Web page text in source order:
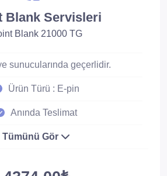
Blank Servisleri
Blank 21000 TG
sunucularında geçerlidir.
Ürün Türü : E-pin
Anında Teslimat
Tümünü Gör